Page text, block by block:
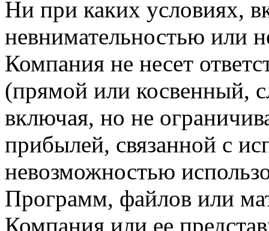
Ни при каких условиях,
невнимательностью или
Компания не несет
(прямой или косвенный,
включая, но не
прибылей, связанной с
невозможностью
Программ, файлов или
Компания или ее